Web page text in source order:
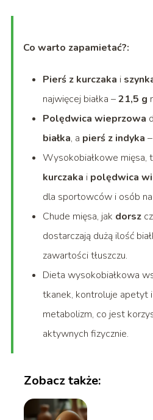
Co warto zapamietać?:
Pierś z kurczaka i
najwięcej białka –21,5 g
Polędwica wieprzowa
białka, a pierś z indyka –
Wysokobiałkowe mięsa,
kurczaka i polędwica
dla sportowców i osób
Chude mięsa, jak dorsz
dostarczają dużą ilość
zawartości tłuszczu.
Dieta wysokobiałkowa
tkanek, kontroluje apetyt
metabolizm, co jest
aktywnych fizycznie.
Zobacz także: